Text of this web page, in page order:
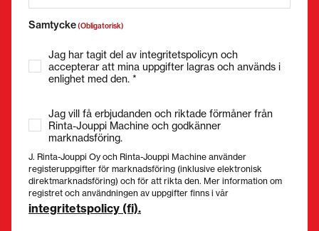
Samtycke(Obligatorisk)
Jag har tagit del av integritetspolicyn och
accepterar att mina uppgifter lagras och används i
enlighet med den. *
Jag vill få erbjudanden och riktade förmåner från
Rinta-Jouppi Machine och godkänner
marknadsföring.
J. Rinta-Jouppi Oy och Rinta-Jouppi Machine använder
registeruppgifter för marknadsföring (inklusive elektronisk
direktmarknadsföring) och för att rikta den. Mer information om
registret och användningen av uppgifter finns i vår
integritetspolicy (fi).